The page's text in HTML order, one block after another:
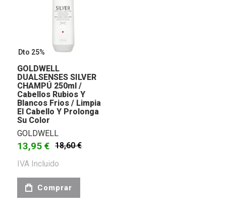
Dto 25%
GOLDWELL
DUALSENSES SILVER
CHAMPÚ 250ml /
Cabellos Rubios Y
Blancos Frios / Limpia
El Cabello Y Prolonga
Su Color
GOLDWELL
13,95 € 18,60 €
IVA Incluido
Comprar